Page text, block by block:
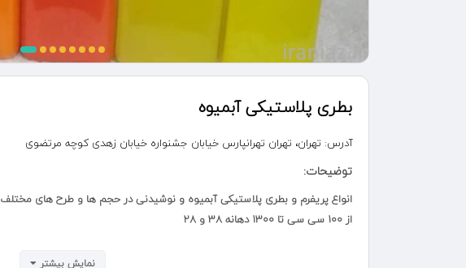
بطری پلاستیکی آبمیوه
آدرس: تهران، تهران تهرانپارس خیابان جشنواره خیابان زهدی کوچه مرتضوی
توضیحات:
انواع پریفرم و بطری پلاستیکی آبمیوه و نوشیدنی در حجم ها و طرح های مختلف
از ۱۰۰ سی سی تا ۱۳۰۰ دهانه ۳۸ و ۲۸
نمایش بیشتر